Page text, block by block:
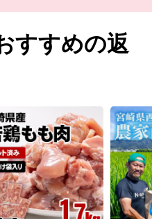
ショが誕生した国の史跡
があるなど歴史ロマンあ
花、夏はひまわり、秋は
です。また、野球やサッ
・アマチュアチームのス
れています。
み出される農畜産物は、
。
すすめの返